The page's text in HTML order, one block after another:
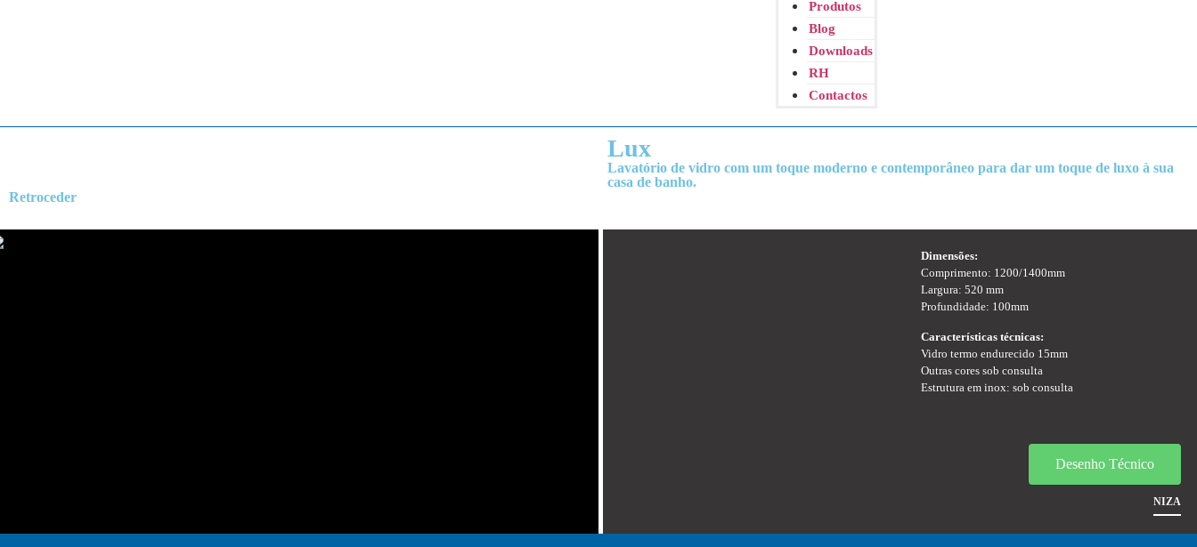
Produtos
Blog
Downloads
RH
Contactos
Retroceder
Lux
Lavatório de vidro com um toque moderno e contemporâneo para dar um toque de luxo à sua
casa de banho.
Dimensões:
Comprimento: 1200/1400mm
Largura: 520 mm
Profundidade: 100mm
Características técnicas:
Vidro termo endurecido 15mm
Outras cores sob consulta
Estrutura em inox: sob consulta
Desenho Técnico
NIZA